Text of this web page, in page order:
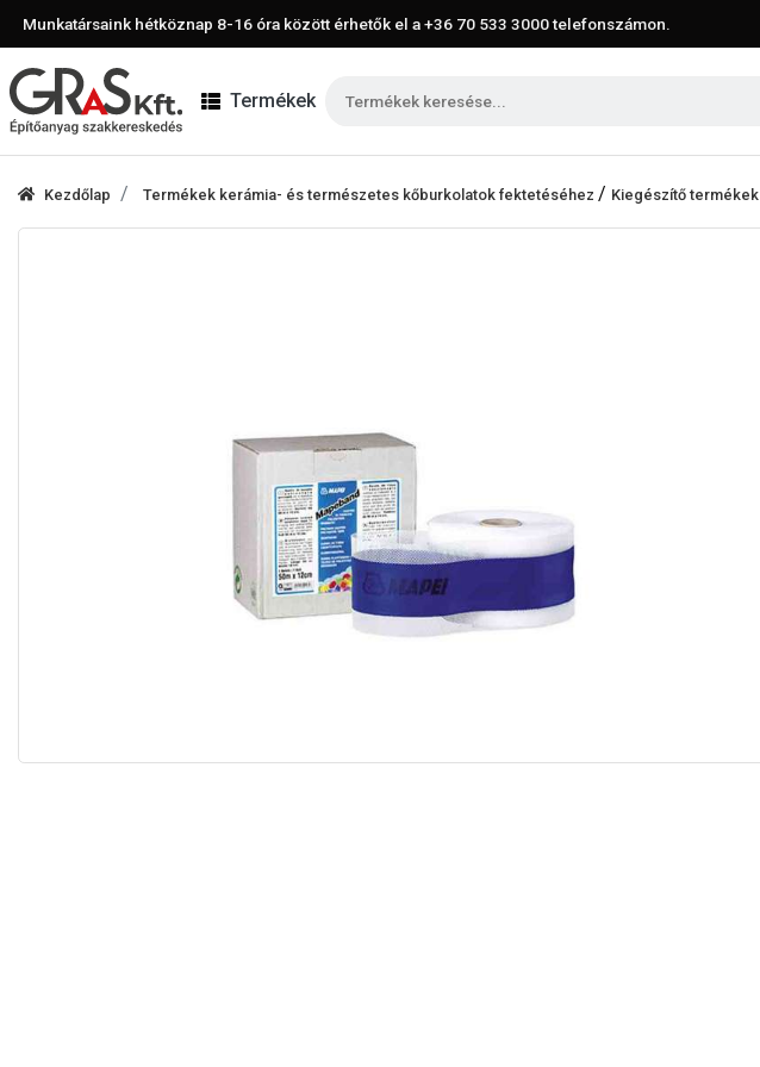
Munkatársaink hétköznap 8-16 óra között érhetők el a+36 70 533 3000telefonszámon.
Termékek
Kezdőlap Termékek kerámia- és természetes kőburkolatok fektetéséhez / Kiegészítő termékek